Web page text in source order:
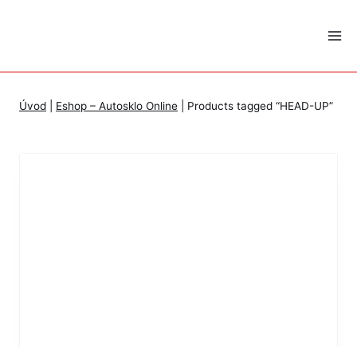
Úvod Eshop – Autosklo Online Products tagged “HEAD-UP”